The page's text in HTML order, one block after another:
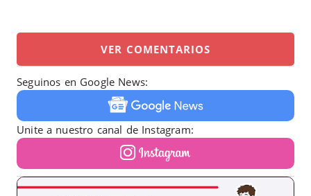
VER COMENTARIOS
Seguinos en Google News:
Unite a nuestro canal de Instagram: